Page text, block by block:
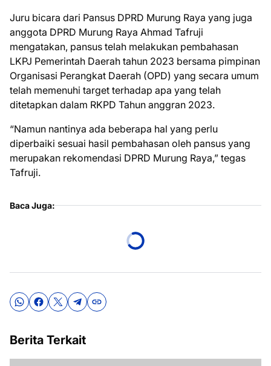
Juru bicara dari Pansus DPRD Murung Raya yang juga
anggota DPRD Murung Raya Ahmad Tafruji
mengatakan, pansus telah melakukan pembahasan
LKPJ Pemerintah Daerah tahun 2023 bersama pimpinan
Organisasi Perangkat Daerah (OPD) yang secara umum
telah memenuhi target terhadap apa yang telah
ditetapkan dalam RKPD Tahun anggran 2023.
“Namun nantinya ada beberapa hal yang perlu
diperbaiki sesuai hasil pembahasan oleh pansus yang
merupakan rekomendasi DPRD Murung Raya,” tegas
Tafruji.
Baca Juga:
Berita Terkait